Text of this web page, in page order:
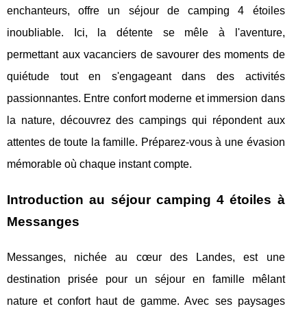
enchanteurs, offre un séjour de camping 4 étoiles
inoubliable. Ici, la détente se mêle à l'aventure,
permettant aux vacanciers de savourer des moments de
quiétude tout en s'engageant dans des activités
passionnantes. Entre confort moderne et immersion dans
la nature, découvrez des campings qui répondent aux
attentes de toute la famille. Préparez-vous à une évasion
mémorable où chaque instant compte.
Introduction au séjour camping 4 étoiles à
Messanges
Messanges, nichée au cœur des Landes, est une
destination prisée pour un séjour en famille mêlant
nature et confort haut de gamme. Avec ses paysages